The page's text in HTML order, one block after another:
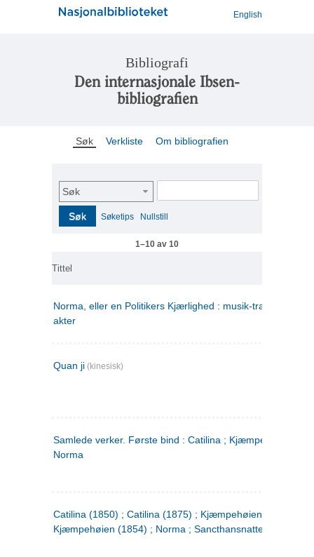
English
Bibliografi
Den internasjonale Ibsen-
bibliografien
Søk Verkliste Om bibliografien
Søk
Søk Søketips Nullstill
1–10 av 10
Tittel
Norma, eller en Politikers Kjærlighed : musik-tragedie i tre
akter
Quan ji (kinesisk)
Samlede verker. Første bind : Catilina ; Kjæmpehøien ;
Norma
Catilina (1850) ; Catilina (1875) ; Kjæmpehøien (1850) ;
Kjæmpehøien (1854) ; Norma ; Sancthansnatten